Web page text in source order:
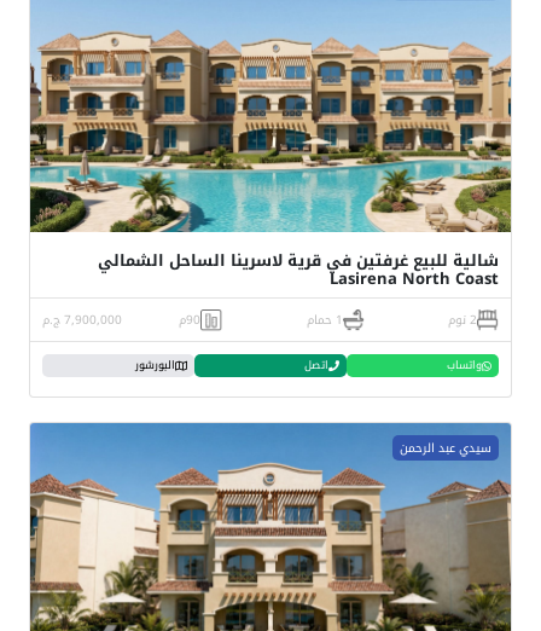
شالية للبيع غرفتين في قرية لاسرينا الساحل الشمالي
Lasirena North Coast
2 نوم 1 حمام 90م 7,900,000 ج.م
واتساب اتصل البورشور
سيدي عبد الرحمن